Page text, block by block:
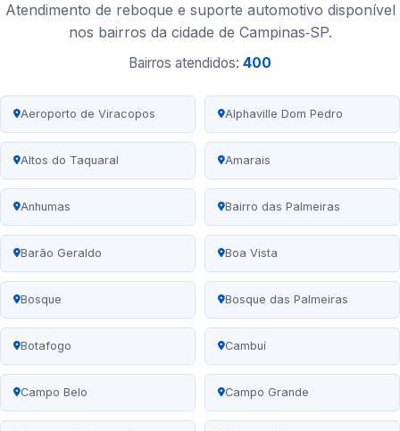
Atendimento de reboque e suporte automotivo disponível
nos bairros da cidade de Campinas‑SP.
Bairros atendidos: 400
Aeroporto de Viracopos Alphaville Dom Pedro
Altos do Taquaral Amarais
Anhumas Bairro das Palmeiras
Barão Geraldo Boa Vista
Bosque Bosque das Palmeiras
Botafogo Cambuí
Campo Belo Campo Grande